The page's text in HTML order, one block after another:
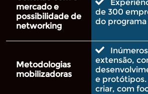
mercado e
possibilidade de
networking
de 300
do programa
Metodologias
mobilizadoras
extensão,
e protótipos.
criar, com